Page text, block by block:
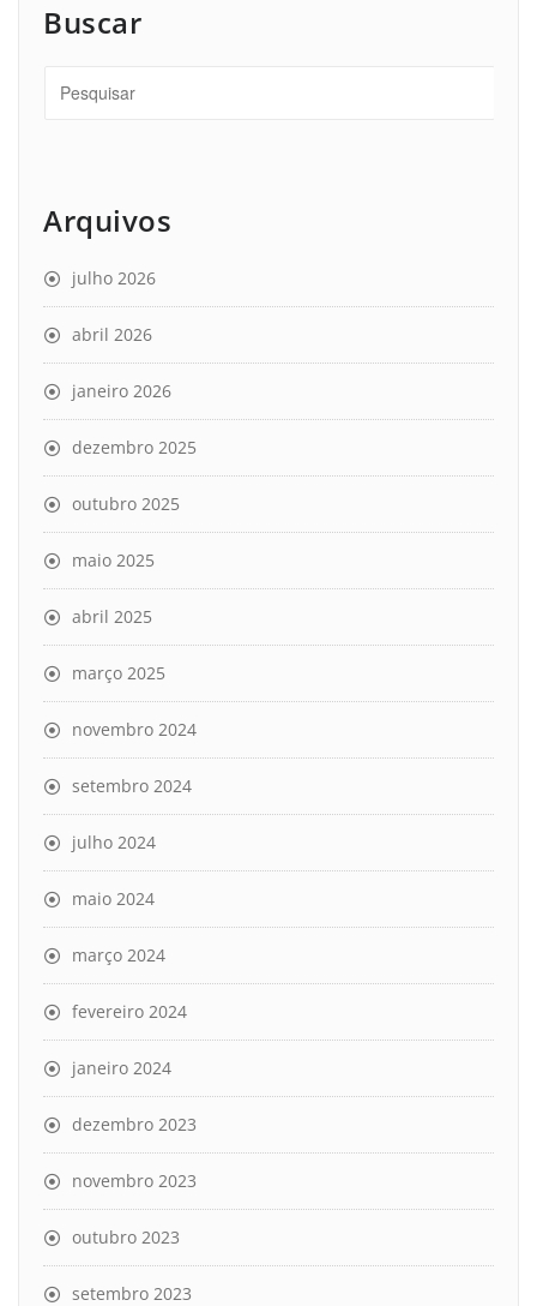
Buscar
Arquivos
julho 2026
abril 2026
janeiro 2026
dezembro 2025
outubro 2025
maio 2025
abril 2025
março 2025
novembro 2024
setembro 2024
julho 2024
maio 2024
março 2024
fevereiro 2024
janeiro 2024
dezembro 2023
novembro 2023
outubro 2023
setembro 2023